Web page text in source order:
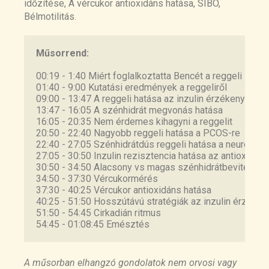
Obesity Energetics: Body Weight Regulation and
The Effects of a 6-Week Controlled, Hypocaloric
Ketogenic Diet, With and Without Exogenous
Ketone Salts, on Body Composition Responses
https://pubmed.ncbi.nlm.nih.gov/33869263/
Ultra-Processed Diets Cause Excess Calorie
Intake and Weight Gain: An Inpatient Randomized
Controlled Trial of Ad Libitum Food Intake
https://pubmed.ncbi.nlm.nih.gov/31105044/
https://pubmed.ncbi.nlm.nih.gov/33742193/
metabolic profile of adults with excess weight: A
Impact of reduced meal frequency without
caloric restriction on glucose regulation in
healthy, normal-weight middle-aged men and
women
https://pubmed.ncbi.nlm.nih.gov/17998028/
Role of High Energy Breakfast „Big Breakfast
Diet” in Clock Gene Regulation of Postprandial
Hyperglycemia and Weight Loss in Type 2
Diabetes
https://pubmed.ncbi.nlm.nih.gov/34063109/
Randomized controlled trial for time-restricted
időzítése, A vércukor antioxidáns hatása, SIBO,
Bélmotilitás.
Műsorrend:
00:19 - 1:40 Miért foglalkoztatta Bencét a reggeli
01:40 - 9:00 Kutatási eredmények a reggeliről
09:00 - 13:47 A reggeli hatása az inzulin
13:47 - 16:05 A szénhidrát megvonás hatása
16:05 - 20:35 Nem érdemes kihagyni a reggelit
20:50 - 22:40 Nagyobb reggeli hatása a PCOS-re
22:40 - 27:05 Szénhidrátdús reggeli hatása a
27:05 - 30:50 Inzulin rezisztencia hatása az
30:50 - 34:50 Alacsony vs magas szénhidrátbevitel
34:50 - 37:30 Vércukormérés
37:30 - 40:25 Vércukor antioxidáns hatása
40:25 - 51:50 Hosszútávú stratégiák az inzulin
51:50 - 54:45 Cirkadián ritmus
54:45 - 01:08:45 Emésztés
A műsorban elhangzó gondolatok nem orvosi vagy